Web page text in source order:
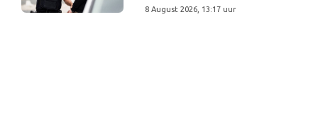
8 August 2026, 13:17 uur